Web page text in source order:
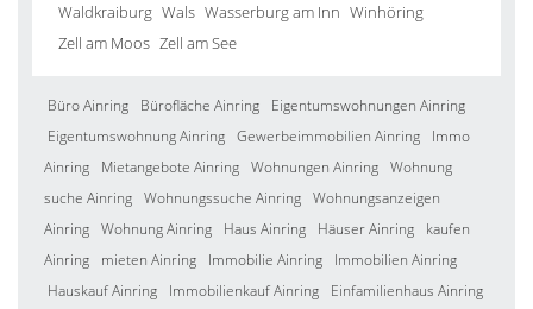
Waldkraiburg Wals Wasserburg am Inn Winhöring
Zell am Moos Zell am See
Büro Ainring Bürofläche Ainring
Eigentumswohnungen Ainring
Eigentumswohnung Ainring Gewerbeimmobilien Ainring
Immo
Ainring
Mietangebote Ainring Wohnungen Ainring Wohnung
suche Ainring Wohnungssuche Ainring Wohnungsanzeigen
Ainring Wohnung Ainring Haus Ainring Häuser Ainring
kaufen
Ainring
mieten Ainring Immobilie Ainring
Immobilien Ainring
Hauskauf Ainring
Immobilienkauf Ainring
Einfamilienhaus Ainring